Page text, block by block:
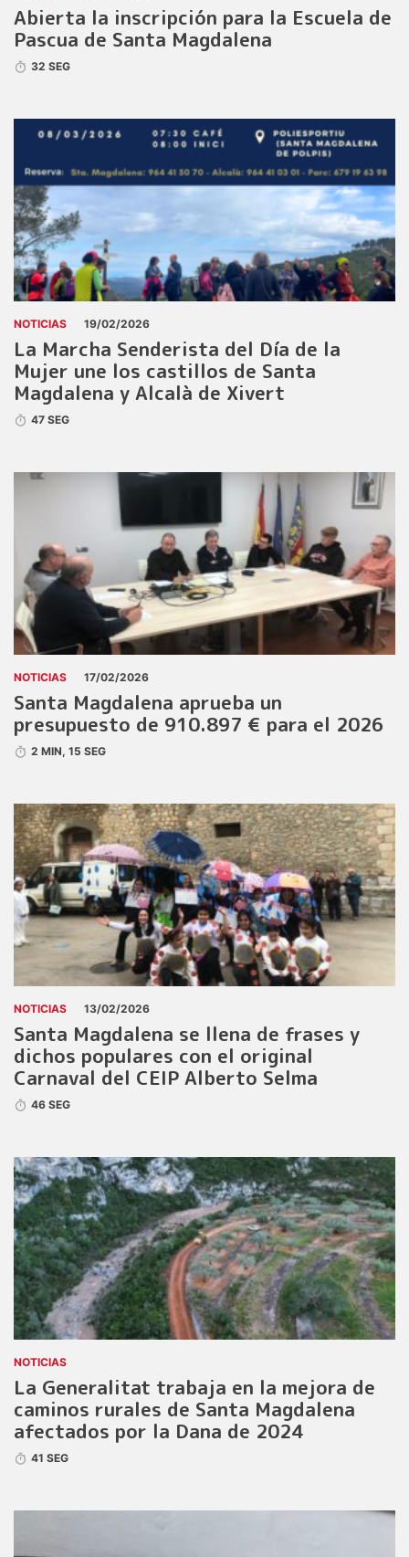
Abierta la inscripción para la Escuela de
Pascua de Santa Magdalena
32 SEG
NOTICIAS 19/02/2026
La Marcha Senderista del Día de la
Mujer une los castillos de Santa
Magdalena y Alcalà de Xivert
47 SEG
NOTICIAS 17/02/2026
Santa Magdalena aprueba un
presupuesto de 910.897 € para el 2026
2 MIN, 15 SEG
NOTICIAS 13/02/2026
Santa Magdalena se llena de frases y
dichos populares con el original
Carnaval del CEIP Alberto Selma
46 SEG
NOTICIAS
La Generalitat trabaja en la mejora de
caminos rurales de Santa Magdalena
afectados por la Dana de 2024
41 SEG